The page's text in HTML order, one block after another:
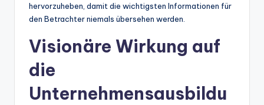
hervorzuheben, damit die wichtigsten Informationen für
den Betrachter niemals übersehen werden.
Visionäre Wirkung auf
die
Unternehmensausbildu